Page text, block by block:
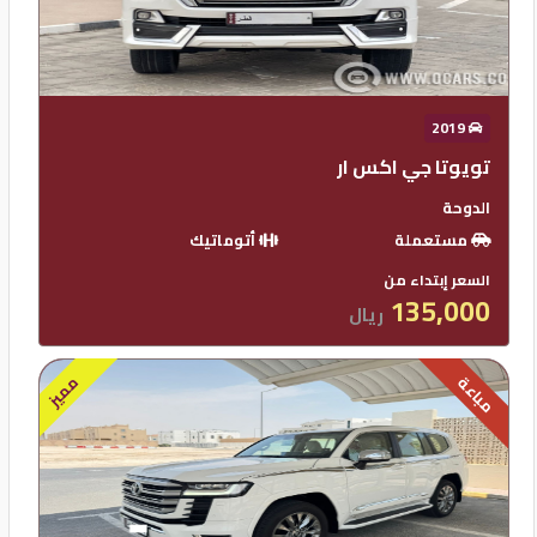
2019
تويوتا جي اكس ار
الدوحة
مستعملة
أتوماتيك
السعر إبتداء من
135,000 ريال
مميز مباعة